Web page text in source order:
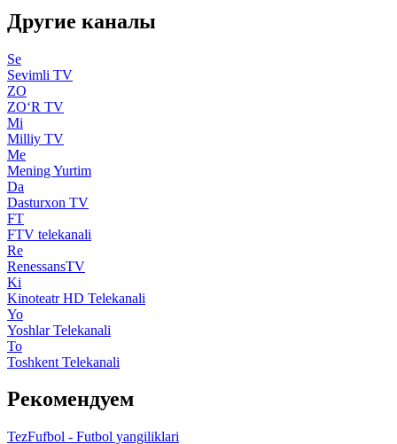
Другие каналы
Se
Sevimli TV
ZO
ZO‘R TV
Mi
Milliy TV
Me
Mening Yurtim
Da
Dasturxon TV
FT
FTV telekanali
Re
RenessansTV
Ki
Kinoteatr HD Telekanali
Yo
Yoshlar Telekanali
To
Toshkent Telekanali
Рекомендуем
TezFufbol - Futbol yangiliklari